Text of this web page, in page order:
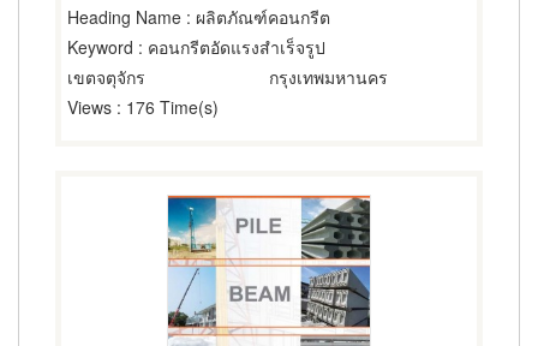
Heading Name : ผลิตภัณฑ์คอนกรีต
Keyword : คอนกรีตอัดแรงสำเร็จรูป
เขตจตุจักร
กรุงเทพมหานคร
Views : 176 Time(s)